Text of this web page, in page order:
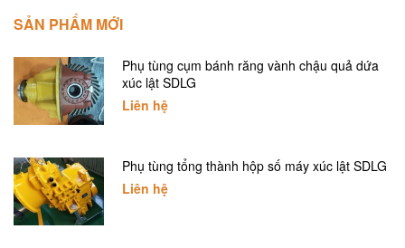
SẢN PHẨM MỚI
Phụ tùng cụm bánh răng vành chậu quả dứa
xúc lật SDLG
Liên hệ
Phụ tùng tổng thành hộp số máy xúc lật SDLG
Liên hệ